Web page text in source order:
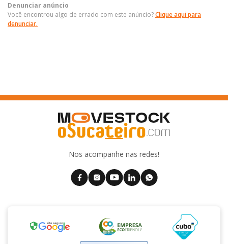
Denunciar anúncio
Você encontrou algo de errado com este anúncio?Clique aqui para
denunciar.
Nos acompanhe nas redes!